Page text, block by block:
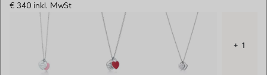
€ 340 inkl. MwSt
+ 1